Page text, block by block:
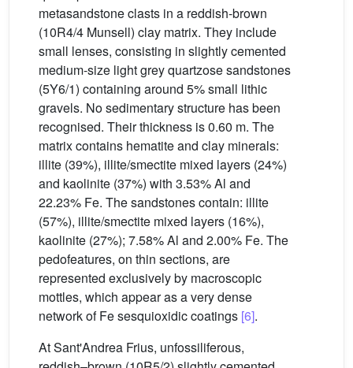
metasandstone clasts in a reddish-brown
(10R4/4 Munsell) clay matrix. They include
small lenses, consisting in slightly cemented
medium-size light grey quartzose sandstones
(5Y6/1) containing around 5% small lithic
gravels. No sedimentary structure has been
recognised. Their thickness is 0.60 m. The
matrix contains hematite and clay minerals:
illite (39%), illite/smectite mixed layers (24%)
and kaolinite (37%) with 3.53% Al and
22.23% Fe. The sandstones contain: illite
(57%), illite/smectite mixed layers (16%),
kaolinite (27%); 7.58% Al and 2.00% Fe. The
pedofeatures, on thin sections, are
represented exclusively by macroscopic
mottles, which appear as a very dense
network of Fe sesquioxidic coatings [6].
At Sant'Andrea Frius, unfossiliferous,